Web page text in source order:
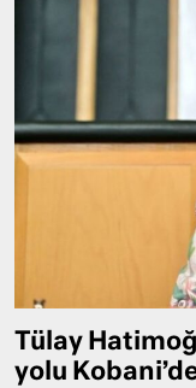
Tülay
yolu